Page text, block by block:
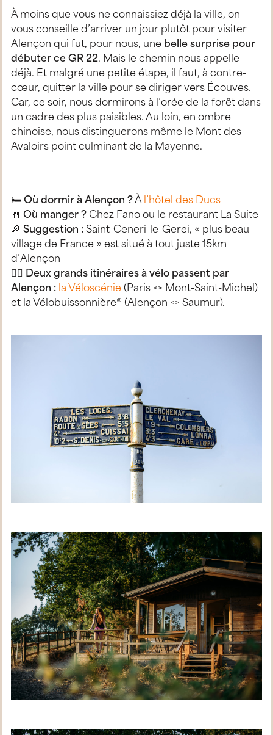
À moins que vous ne connaissiez déjà la ville, on
vous conseille d’arriver un jour plutôt pour visiter
Alençon qui fut, pour nous, une belle surprise pour
débuter ce GR 22. Mais le chemin nous appelle
déjà. Et malgré une petite étape, il faut, à contre-
cœur, quitter la ville pour se diriger vers Écouves.
Car, ce soir, nous dormirons à l’orée de la forêt dans
un cadre des plus paisibles. Au loin, en ombre
chinoise, nous distinguerons même le Mont des
Avaloirs point culminant de la Mayenne.
🛏 Où dormir à Alençon ?À l’hôtel des Ducs
🍴 Où manger ? Chez Fano ou le restaurant La Suite
🔎 Suggestion : Saint-Ceneri-le-Gerei, « plus beau
village de France » est situé à tout juste 15km
d’Alençon
🚴‍♀️ Deux grands itinéraires à vélo passent par
Alençon : la Véloscénie (Paris <> Mont-Saint-Michel)
et la Vélobuissonnière® (Alençon <> Saumur).